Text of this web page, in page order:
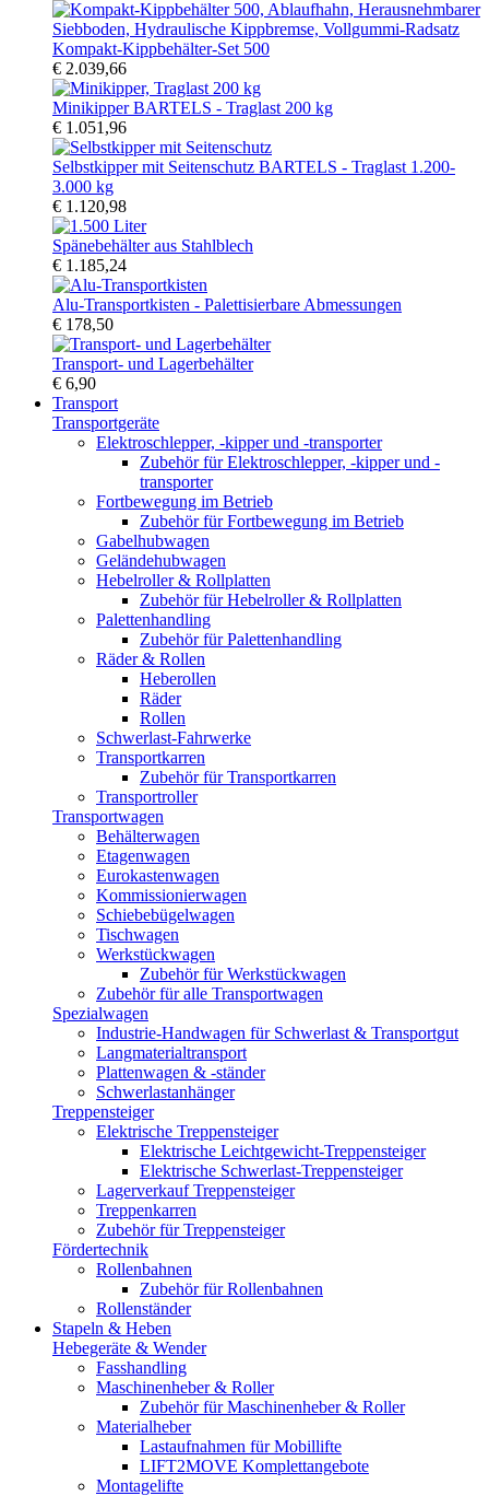
Kompakt-Kippbehälter-Set 500
€ 2.039,66
Minikipper BARTELS - Traglast 200 kg
€ 1.051,96
Selbstkipper mit Seitenschutz BARTELS - Traglast 1.200-
3.000 kg
€ 1.120,98
Spänebehälter aus Stahlblech
€ 1.185,24
Alu-Transportkisten - Palettisierbare Abmessungen
€ 178,50
Transport- und Lagerbehälter
€ 6,90
Transport
Transportgeräte
Elektroschlepper, -kipper und -transporter
Zubehör für Elektroschlepper, -kipper und -
transporter
Fortbewegung im Betrieb
Zubehör für Fortbewegung im Betrieb
Gabelhubwagen
Geländehubwagen
Hebelroller & Rollplatten
Zubehör für Hebelroller & Rollplatten
Palettenhandling
Zubehör für Palettenhandling
Räder & Rollen
Heberollen
Räder
Rollen
Schwerlast-Fahrwerke
Transportkarren
Zubehör für Transportkarren
Transportroller
Transportwagen
Behälterwagen
Etagenwagen
Eurokastenwagen
Kommissionierwagen
Schiebebügelwagen
Tischwagen
Werkstückwagen
Zubehör für Werkstückwagen
Zubehör für alle Transportwagen
Spezialwagen
Industrie-Handwagen für Schwerlast & Transportgut
Langmaterialtransport
Plattenwagen & -ständer
Schwerlastanhänger
Treppensteiger
Elektrische Treppensteiger
Elektrische Leichtgewicht-Treppensteiger
Elektrische Schwerlast-Treppensteiger
Lagerverkauf Treppensteiger
Treppenkarren
Zubehör für Treppensteiger
Fördertechnik
Rollenbahnen
Zubehör für Rollenbahnen
Rollenständer
Stapeln & Heben
Hebegeräte & Wender
Fasshandling
Maschinenheber & Roller
Zubehör für Maschinenheber & Roller
Materialheber
Lastaufnahmen für Mobillifte
LIFT2MOVE Komplettangebote
Montagelifte